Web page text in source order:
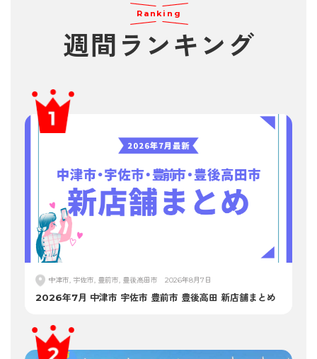
Ranking
週間 ランキング
中津市, 宇佐市, 豊前市, 豊後高田市 2026年8月7日
2026年7月 中津市 宇佐市 豊前市 豊後高田 新店舗まとめ